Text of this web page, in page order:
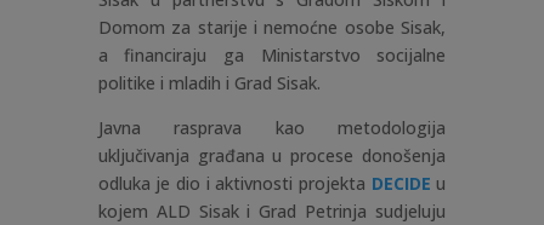
Domom za starije i nemoćne osobe Sisak,
a financiraju ga Ministarstvo socijalne
politike i mladih i Grad Sisak.
Javna rasprava kao metodologija
uključivanja građana u procese donošenja
odluka je dio i aktivnosti projekta DECIDE u
kojem ALD Sisak i Grad Petrinja sudjeluju